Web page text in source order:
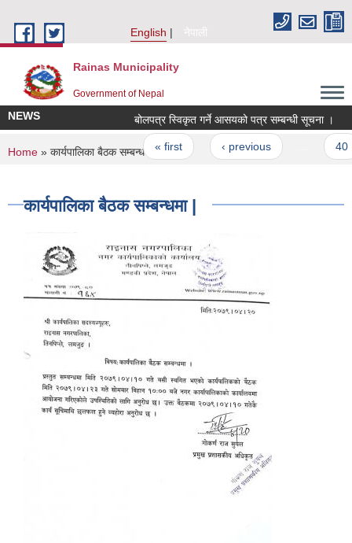
English
नेपाली
Rainas Municipality
Government of Nepal
NEWS बोलपत्र स्विकृत गर्ने आसयको पत्र सम्बन्धी सूचना ।
Pages
« first ‹ previous 40
You are here
Home » कार्यपालिका बैठक सम्बन्धमा |
कार्यपालिका बैठक सम्बन्धमा |